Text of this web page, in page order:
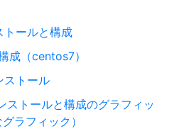
ールと構成
成（centos7）
ストール
ストールと構成のグラフィッ
ラフィック）